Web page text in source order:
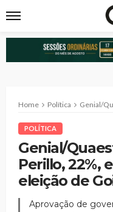
Home Política Genial/Quaest:
POLÍTICA
Genial/
Perillo, 22%,
eleição de
Aprovação de